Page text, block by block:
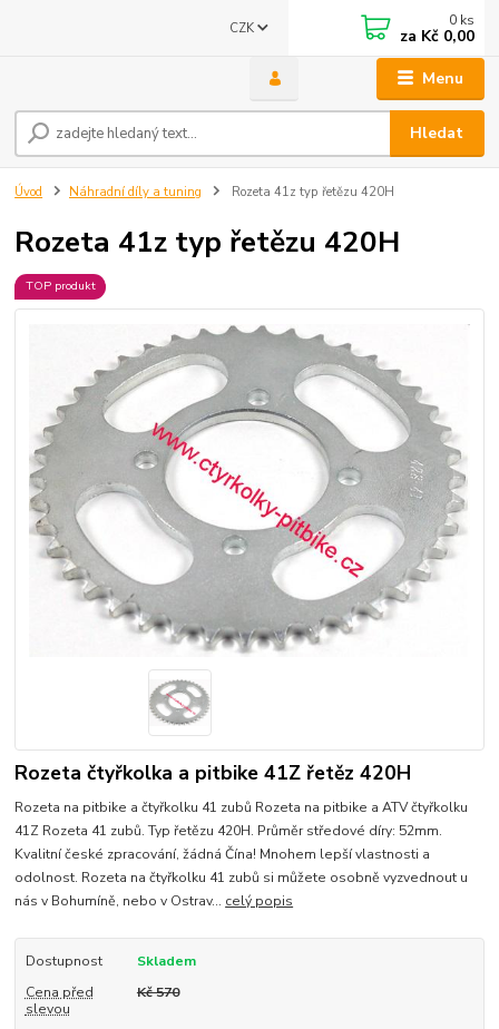
Menu
CZK
Hledat
0 ks
za Kč 0,00
Úvod Náhradní díly a tuning Rozeta 41z typ řetězu 420H
Rozeta 41z typ řetězu 420H
TOP produkt
Rozeta čtyřkolka a pitbike 41Z řetěz 420H
Rozeta na pitbike a čtyřkolku 41 zubů Rozeta na pitbike a ATV čtyřkolku
41Z Rozeta 41 zubů. Typ řetězu 420H. Průměr středové díry: 52mm.
Kvalitní české zpracování, žádná Čína! Mnohem lepší vlastnosti a
odolnost. Rozeta na čtyřkolku 41 zubů si můžete osobně vyzvednout u
nás v Bohumíně, nebo v Ostrav... celý popis
Dostupnost
Skladem
Cena před
slevou
Kč 570